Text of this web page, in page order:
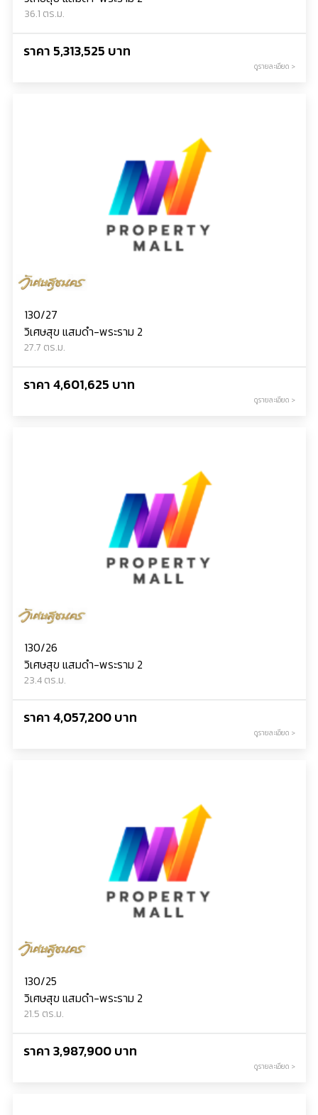
36.1 ตร.ม.
ราคา 5,313,525 บาท
ดูรายละเอียด >
130/27
วิเศษสุข แสมดำ-พระราม 2
27.7 ตร.ม.
ราคา 4,601,625 บาท
ดูรายละเอียด >
130/26
วิเศษสุข แสมดำ-พระราม 2
23.4 ตร.ม.
ราคา 4,057,200 บาท
ดูรายละเอียด >
130/25
วิเศษสุข แสมดำ-พระราม 2
21.5 ตร.ม.
ราคา 3,987,900 บาท
ดูรายละเอียด >